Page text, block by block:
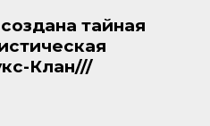
тайная
Клан///